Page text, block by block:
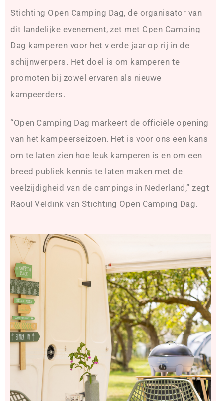
Stichting Open Camping Dag, de organisator van
dit landelijke evenement, zet met Open Camping
Dag kamperen voor het vierde jaar op rij in de
schijnwerpers. Het doel is om kamperen te
promoten bij zowel ervaren als nieuwe
kampeerders.
“Open Camping Dag markeert de officiële opening
van het kampeerseizoen. Het is voor ons een kans
om te laten zien hoe leuk kamperen is en om een
breed publiek kennis te laten maken met de
veelzijdigheid van de campings in Nederland,” zegt
Raoul Veldink van Stichting Open Camping Dag.